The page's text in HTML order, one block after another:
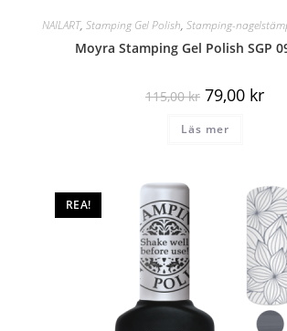
NAILART, Stamping Gel Polish, Stamping-
Moyra Stamping Gel Polish SGP
115,00kr 79,00 kr
Läs mer
REA!